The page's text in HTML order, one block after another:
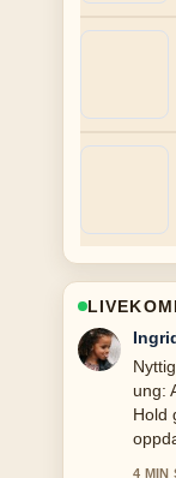
lager
6 MIN